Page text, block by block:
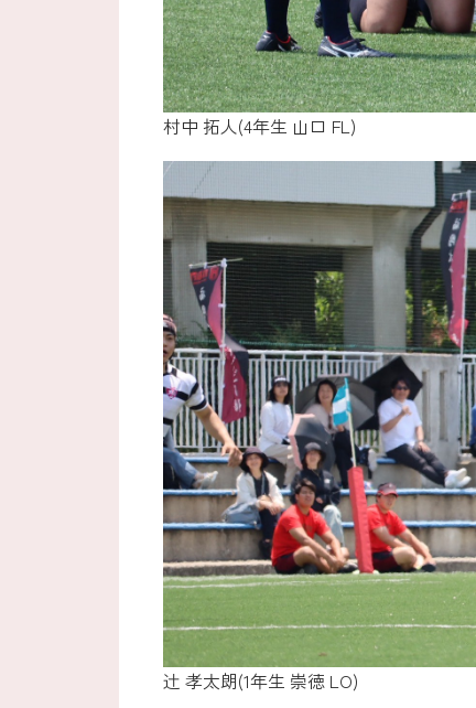
村中 拓人(4年生 山口 FL)
辻 孝太朗(1年生 崇徳 LO)